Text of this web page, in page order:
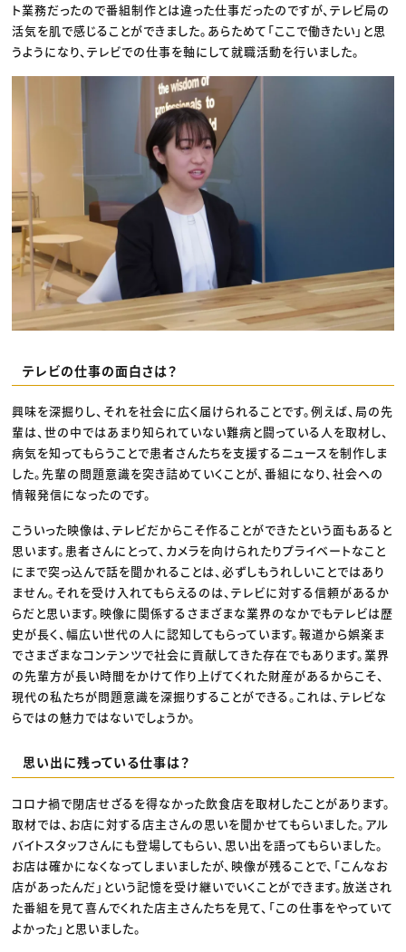
ト業務だったので番組制作とは違った仕事だったのですが、テレビ局の
活気を肌で感じることができました。あらためて「ここで働きたい」と思
うようになり、テレビでの仕事を軸にして就職活動を行いました。
テレビの仕事の面白さは？
興味を深掘りし、それを社会に広く届けられることです。例えば、局の先
輩は、世の中ではあまり知られていない難病と闘っている人を取材し、
病気を知ってもらうことで患者さんたちを支援するニュースを制作しま
した。先輩の問題意識を突き詰めていくことが、番組になり、社会への
情報発信になったのです。
こういった映像は、テレビだからこそ作ることができたという面もあると
思います。患者さんにとって、カメラを向けられたりプライベートなこと
にまで突っ込んで話を聞かれることは、必ずしもうれしいことではあり
ません。それを受け入れてもらえるのは、テレビに対する信頼があるか
らだと思います。映像に関係するさまざまな業界のなかでもテレビは歴
史が長く、幅広い世代の人に認知してもらっています。報道から娯楽ま
でさまざまなコンテンツで社会に貢献してきた存在でもあります。業界
の先輩方が長い時間をかけて作り上げてくれた財産があるからこそ、
現代の私たちが問題意識を深掘りすることができる。これは、テレビな
らではの魅力ではないでしょうか。
思い出に残っている仕事は？
コロナ禍で閉店せざるを得なかった飲食店を取材したことがあります。
取材では、お店に対する店主さんの思いを聞かせてもらいました。アル
バイトスタッフさんにも登場してもらい、思い出を語ってもらいました。
お店は確かになくなってしまいましたが、映像が残ることで、「こんなお
店があったんだ」という記憶を受け継いでいくことができます。放送され
た番組を見て喜んでくれた店主さんたちを見て、「この仕事をやっていて
よかった」と思いました。